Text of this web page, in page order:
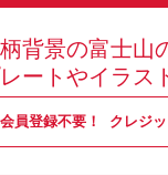
背景の富士山
ートやイラス
員登録不要！ クレジッ